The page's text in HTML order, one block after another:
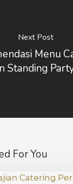
Next Post
Menu
Standing
For You